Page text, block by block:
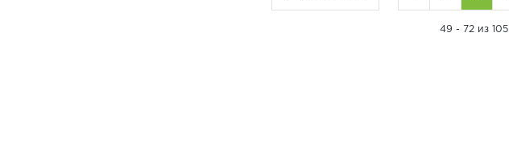
49 - 72 из 105